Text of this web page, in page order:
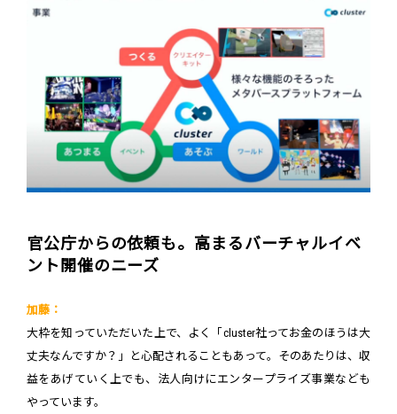
官公庁からの依頼も。高まるバーチャルイベ
ント開催のニーズ
加藤：
大枠を知っていただいた上で、よく「cluster社ってお金のほうは大
丈夫なんですか？」と心配されることもあって。そのあたりは、収
益をあげていく上でも、法人向けにエンタープライズ事業なども
やっています。